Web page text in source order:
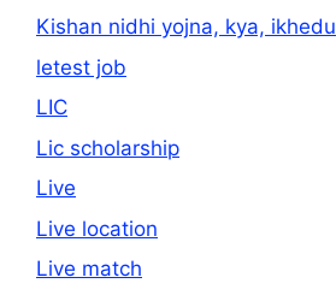
Kishan nidhi yojna, kya, ikhedu
letest job
LIC
Lic scholarship
Live
Live location
Live match